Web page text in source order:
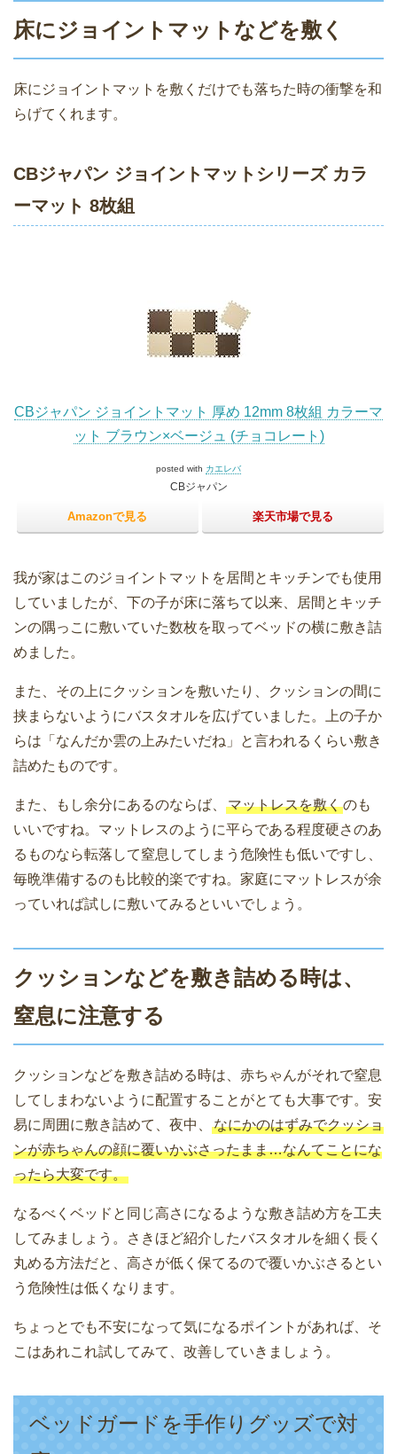
床にジョイントマットなどを敷く
床にジョイントマットを敷くだけでも落ちた時の衝撃を和
らげてくれます。
CBジャパン ジョイントマットシリーズ カラ
ーマット 8枚組
CBジャパン ジョイントマット 厚め 12mm 8枚組 カラーマ
ット ブラウン×ベージュ (チョコレート)
posted with カエレバ
CBジャパン
Amazonで見る 楽天市場で見る
我が家はこのジョイントマットを居間とキッチンでも使用
していましたが、下の子が床に落ちて以来、居間とキッチ
ンの隅っこに敷いていた数枚を取ってベッドの横に敷き詰
めました。
また、その上にクッションを敷いたり、クッションの間に
挟まらないようにバスタオルを広げていました。上の子か
らは「なんだか雲の上みたいだね」と言われるくらい敷き
詰めたものです。
また、もし余分にあるのならば、 マットレスを敷くのも
いいですね。マットレスのように平らである程度硬さのあ
るものなら転落して窒息してしまう危険性も低いですし、
毎晩準備するのも比較的楽ですね。家庭にマットレスが余
っていれば試しに敷いてみるといいでしょう。
クッションなどを敷き詰める時は、
窒息に注意する
クッションなどを敷き詰める時は、赤ちゃんがそれで窒息
してしまわないように配置することがとても大事です。安
易に周囲に敷き詰めて、夜中、
なにかのはずみでクッショ
ンが赤ちゃんの顔に覆いかぶさったまま…なんてことにな
ったら大変です。
なるべくベッドと同じ高さになるような敷き詰め方を工夫
してみましょう。さきほど紹介したバスタオルを細く長く
丸める方法だと、高さが低く保てるので覆いかぶさるとい
う危険性は低くなります。
ちょっとでも不安になって気になるポイントがあれば、そ
こはあれこれ試してみて、改善していきましょう。
ベッドガードを手作りグッズで対